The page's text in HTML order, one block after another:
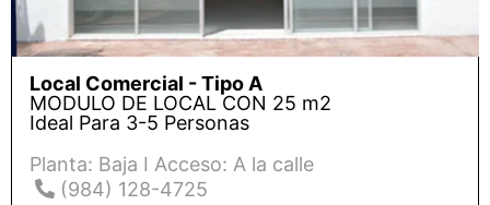
Local Comercial - Tipo A
MODULO DE LOCAL CON 25 m2
Ideal Para 3-5 Personas
Planta: Baja I Acceso: A la calle
(984) 128-4725